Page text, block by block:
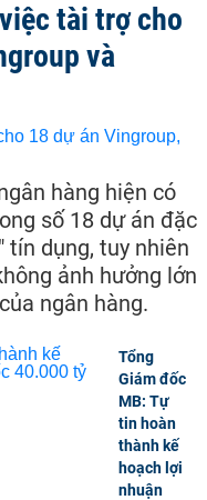
tài trợ cho
và
hàng hiện có
số 18 dự án đặc
dụng, tuy nhiên
ảnh hưởng lớn
ngân hàng.
Tổng
Giám đốc
MB: Tự
tin hoàn
thành kế
hoạch lợi
nhuận